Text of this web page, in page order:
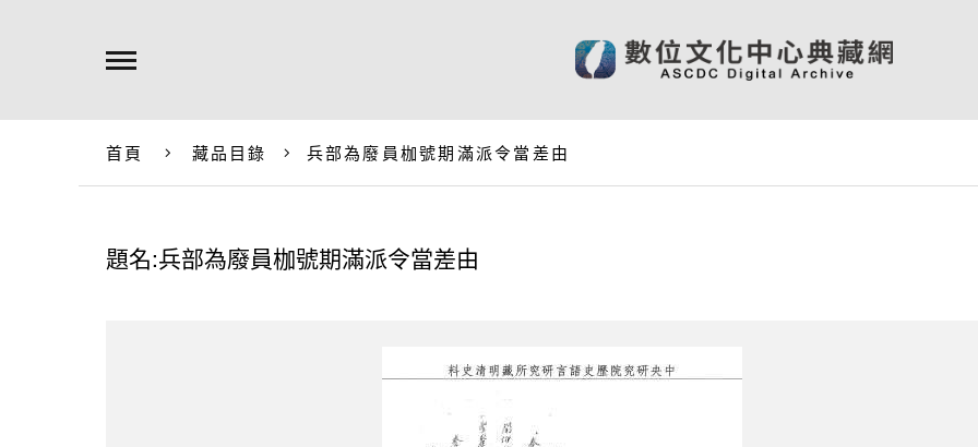
首頁 藏品目錄 兵部為廢員枷號期滿派令當差由
題名:兵部為廢員枷號期滿派令當差由